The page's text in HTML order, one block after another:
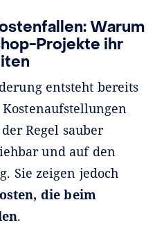
Warum
Projekte ihr
entsteht bereits
Regel sauber
und auf den
Sie zeigen jedoch
die beim
.